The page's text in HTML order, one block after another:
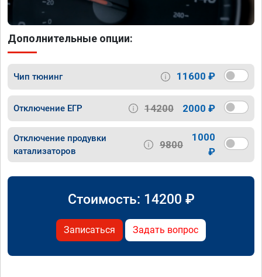
Дополнительные опции:
Чип тюнинг 11600 ₽
Отключение ЕГР 14200 2000 ₽
Отключение продувки
катализаторов
9800
1000
₽
Стоимость: 14200 ₽
Записаться Задать вопрос